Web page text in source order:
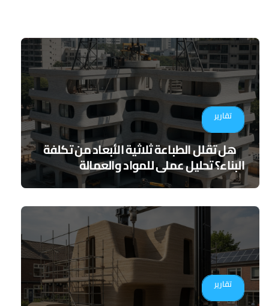
تقارير
هل تقلل الطباعة ثلاثية الأبعاد من تكلفة
البناء؟ تحليل عملي للمواد والعمالة
والجدوى
تقارير